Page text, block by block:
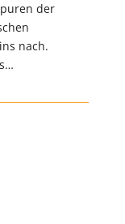
der
nach.